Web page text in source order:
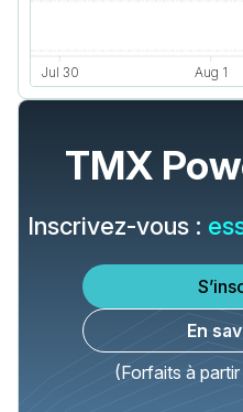
TMX
Inscrivez-vous :
En
(Forfaits à